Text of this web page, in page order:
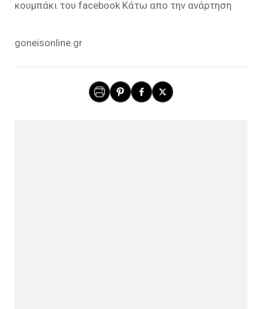
κουμπάκι του facebook Κάτω απο την ανάρτηση
goneisonline.gr